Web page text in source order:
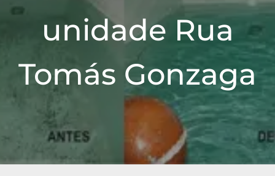
unidade Rua
Tomás Gonzaga